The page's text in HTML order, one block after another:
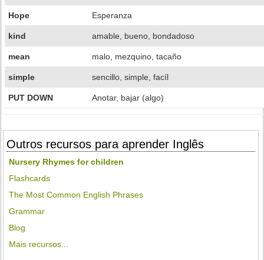
Hope Esperanza
kind amable, bueno, bondadoso
mean malo, mezquino, tacaño
simple sencillo, simple, facíl
PUT DOWN Anotar, bajar (algo)
Outros recursos para aprender Inglês
Nursery Rhymes for children
Flashcards
The Most Common English Phrases
Grammar
Blog
Mais recursos...